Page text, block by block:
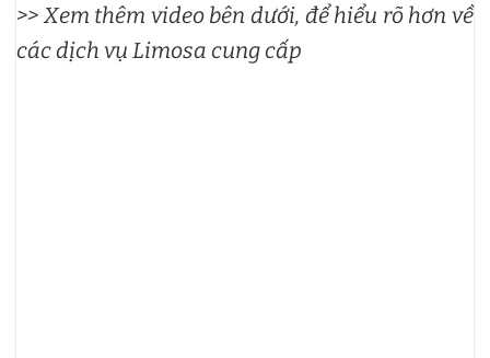
>> Xem thêm video bên dưới, để hiểu rõ hơn về
các dịch vụ Limosa cung cấp